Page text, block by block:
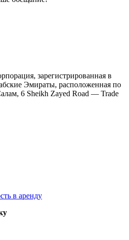
зарегистрированная в
Эмираты, расположенная по
6 Sheikh Zayed Road — Trade
в аренду